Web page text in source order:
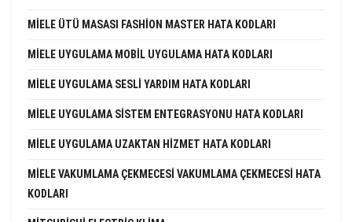
MIELE ÜTÜ MASASI FASHION MASTER HATA KODLARI
MIELE UYGULAMA MOBIL UYGULAMA HATA KODLARI
MIELE UYGULAMA SESLI YARDIM HATA KODLARI
MIELE UYGULAMA SISTEM ENTEGRASYONU HATA KODLARI
MIELE UYGULAMA UZAKTAN HIZMET HATA KODLARI
MIELE VAKUMLAMA ÇEKMECESI VAKUMLAMA ÇEKMECESI HATA
KODLARI